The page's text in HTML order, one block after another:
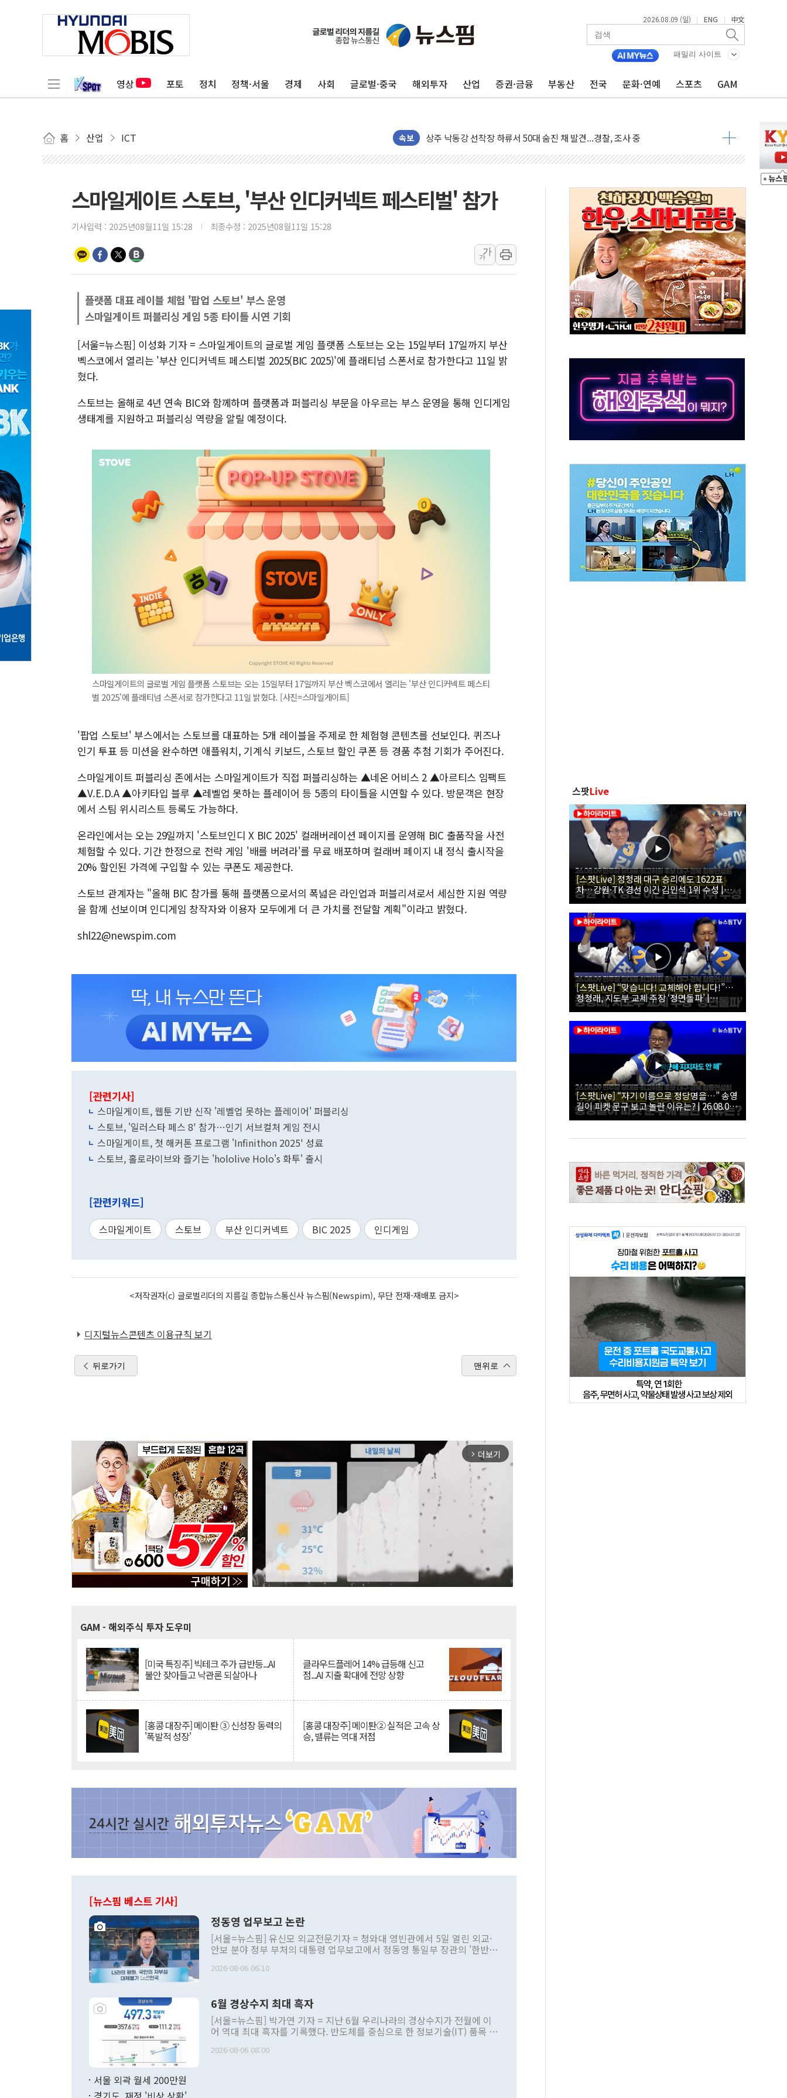
2026.08.09 (일) | ENG | 中文
패밀리 사이트
영상 포토 정치 정책·서울 경제 사회 글로벌·중국 해외투자 산업 증권·금융 부동산 전국 문화·연예 스포츠 GAM
홈 산업 ICT 속보
평택 진위면 공장서 질식사고 발생…작업자 1명 숨져
포항 블루밸리 국가산단에 '철강 AI융합실증센터' 들어선다
[종합] 김민석, 정청래에 누적 1.48%p 차 선두 유지...金 46.01% vs 鄭 44.53%
민주당 경북도당위원장에 오중기 당선...합산득표율 68.63%
김민석, 강원·대구·경북 경선서 정청래에 승리…金 48.54% vs 鄭 44.40%
[속보] 민주, 강원·대구·경북 경선 결과...김민석 48.54% 정청래 44.40%
[속보] 민주, 경북 경선 결과 발표...김민석 47.37% 정청래 45.71% 송영길 6.92%
[속보] 민주, 대구 경선 결과 발표...정청래 47.82% 김민석 46.35% 송영길 5.83%
[속보] 민주, 강원 경선 결과 발표...김민석 50.30% 정청래 41.94% 송영길 7.76%
정재헌 CEO, SKT 장기고객 400명 맞이…"마음 잇는 시간 되길"
최태원, 노소영에 9440억 지급 확정되나…재상고 앞두고 막판 셈법
하나금융, 명동 소상공인에 '행복상자' 전달
인천시 광복절 현수막 '태극기 거꾸로' 논란…이틀만에 철거
병무청, 보충역 전면 손질… 예술·체육요원 최대 33% 감축
홈플러스發 대형마트 판매, 역대 최대폭 감소한 9.4%↓…유통업계 양극화 심화
윤준병·이해민 의원, '정부 특사'로 콜롬비아 대통령 취임식 참석
'호우·산사태 주의보' 울진 시간당 30mm 강한 비...호우 피해 없어
여야, 황희 '버스 하우스' 공방…野 "청년 우롱 기괴" vs 與 "송구한 해프닝"
스마일게이트 스토브, '부산 인디커넥트 페스티벌' 참가
기사입력 : 2025년08월11일 15:28 최종수정 : 2025년08월11일 15:28
가
가
플랫폼 대표 레이블 체험 '팝업 스토브' 부스 운영
스마일게이트 퍼블리싱 게임 5종 타이틀 시연 기회
[서울=뉴스핌] 이성화 기자 = 스마일게이트의 글로벌 게임 플랫폼 스토브는 오는 15일부터 17일까지 부산
벡스코에서 열리는 '부산 인디커넥트 페스티벌 2025(BIC 2025)'에 플래티넘 스폰서로 참가한다고 11일 밝
혔다.
스토브는 올해로 4년 연속 BIC와 함께하며 플랫폼과 퍼블리싱 부문을 아우르는 부스 운영을 통해 인디게임
생태계를 지원하고 퍼블리싱 역량을 알릴 예정이다.
스마일게이트의 글로벌 게임 플랫폼 스토브는 오는 15일부터 17일까지 부산 벡스코에서 열리는 '부산 인디커넥트 페스티
벌 2025'에 플래티넘 스폰서로 참가한다고 11일 밝혔다. [사진=스마일게이트]
'팝업 스토브' 부스에서는 스토브를 대표하는 5개 레이블을 주제로 한 체험형 콘텐츠를 선보인다. 퀴즈나
인기 투표 등 미션을 완수하면 애플워치, 기계식 키보드, 스토브 할인 쿠폰 등 경품 추첨 기회가 주어진다.
스마일게이트 퍼블리싱 존에서는 스마일게이트가 직접 퍼블리싱하는 ▲네온 어비스 2 ▲아르티스 임팩트
▲V.E.D.A ▲아키타입 블루 ▲레벨업 못하는 플레이어 등 5종의 타이틀을 시연할 수 있다. 방문객은 현장
에서 스팀 위시리스트 등록도 가능하다.
온라인에서는 오는 29일까지 '스토브인디 X BIC 2025' 컬래버레이션 페이지를 운영해 BIC 출품작을 사전
체험할 수 있다. 기간 한정으로 전략 게임 '배를 버려라'를 무료 배포하며 컬래버 페이지 내 정식 출시작을
20% 할인된 가격에 구입할 수 있는 쿠폰도 제공한다.
스토브 관계자는 "올해 BIC 참가를 통해 플랫폼으로서의 폭넓은 라인업과 퍼블리셔로서 세심한 지원 역량
을 함께 선보이며 인디게임 창작자와 이용자 모두에게 더 큰 가치를 전달할 계획"이라고 밝혔다.
shl22@newspim.com
[관련기사]
스마일게이트, 웹툰 기반 신작 '레벨업 못하는 플레이어' 퍼블리싱
스토브, '일러스타 페스 8' 참가…인기 서브컬처 게임 전시
스마일게이트, 첫 해커톤 프로그램 'Infinithon 2025' 성료
스토브, 홀로라이브와 즐기는 'hololive Holo's 화투' 출시
[관련키워드]
스마일게이트 스토브 부산 인디커넥트 BIC 2025 인디게임
<저작권자(c) 글로벌리더의 지름길 종합뉴스통신사 뉴스핌(Newspim), 무단 전재-재배포 금지>
디지털뉴스콘텐츠 이용규칙 보기
뒤로가기 맨위로
arrow_forward_ios 더보기
GAM - 해외주식 투자 도우미
[미국 특징주] 빅테크 주가 급반등...AI
불안 잦아들고 낙관론 되살아나
클라우드플레어 14% 급등해 신고
점...AI 지출 확대에 전망 상향
[홍콩 대장주] 메이퇀 ③ 신성장 동력의
'폭발적 성장'
[홍콩 대장주] 메이퇀② 실적은 고속 상
승, 밸류는 역대 저점
[뉴스핌 베스트 기사]
정동영 업무보고 논란
[서울=뉴스핌] 유신모 외교전문기자 = 청와대 영빈관에서 5일 열린 외교·
안보 분야 정부 부처의 대통령 업무보고에서 정동영 통일부 장관의 '한반도
발언 중에는 정부 내 조율을 거치지 않은 사안을 정책으로 추진하겠다고 공
주의적 희망에 근거한 비현실적 구상'이라는 비판을 내놨다. 그동안 정 장
관의 대북 정책 관련 발언이 물의를 빚은 적은 여러 번 있지만 대통령과 유
관 부처 장관이 공개적으로 부정적 입장을 표명한 것은 이례적이다. 정 장
관의 무리한 대북 접근법과 월권을 제어해야 한다는 목소리도 높아지고 있
다. [정동영 통일부 장관이 지난달 23일 오후 서울 종로구 정부서울청사에
2026-08-06 06:10
6월 경상수지 최대 흑자
[서울=뉴스핌] 박가연 기자 = 지난 6월 우리나라의 경상수지가 전월에 이
어 역대 최대 흑자를 기록했다. 반도체를 중심으로 한 정보기술(IT) 품목 수
료=한국은행] 한국은행이 6일 발표한 '2026년 6월 국제수지(잠정)'에 따르
2026-08-06 08:00
서울 외곽 월세 200만원
스팟Live
[스팟Live] 정청래 대구 승리에도 1622표
차…강원·TK 경선 이긴 김민석 1위 수성 |
26.08.09 더불어민주당 당대표·최고위원 후
보 대구·경북 합동연설회
[스팟Live] “맞습니다! 교체해야 합니다!”…
정청래, 지도부 교체 주장 ‘정면돌파’ |
26.08.09 더불어민주당 당대표·최고위원 후
보 대구·경북 합동연설회
[스팟Live] “자기 이름으로 정당명을…” 송영
길이 피켓 문구 보고 놀란 이유는? | 26.08.09
더불어민주당 당대표·최고위원 후보 대구·경